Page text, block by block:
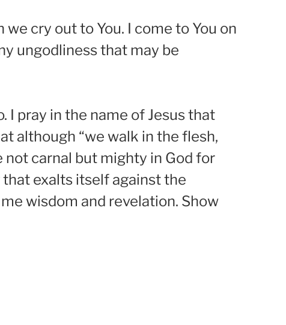
cry out to You. I come to You on
ungodliness that may be
I pray in the name of Jesus that
although “we walk in the flesh,
not carnal but mighty in God for
exalts itself against the
wisdom and revelation. Show